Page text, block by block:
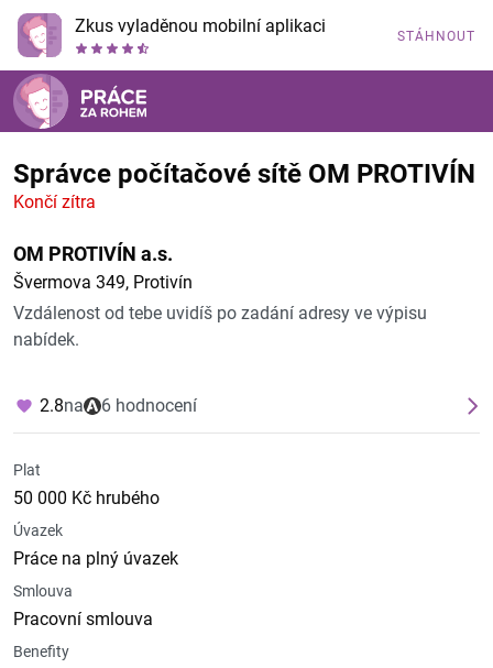
Zkus vyladěnou mobilní aplikaci STÁHNOUT
Správce počítačové sítě OM PROTIVÍN
Končí zítra
OM PROTIVÍN a.s.
Švermova 349, Protivín
Vzdálenost od tebe uvidíš po zadání adresy ve výpisu
nabídek.
2.8na 6 hodnocení
Plat
50 000 Kč hrubého
Úvazek
Práce na plný úvazek
Smlouva
Pracovní smlouva
Benefity